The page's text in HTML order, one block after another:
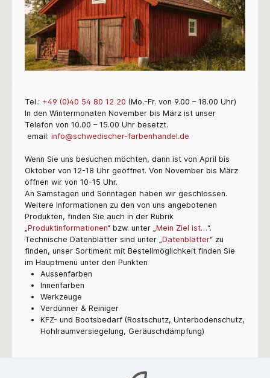
Tel.: +49 (0)40 54 80 12 20 (Mo.-Fr. von 9.00 – 18.00 Uhr)
In den Wintermonaten November bis März ist unser
Telefon von 10.00 – 15.00 Uhr besetzt.
email: info@schwedischer-farbenhandel.de
Wenn Sie uns besuchen möchten, dann ist von April bis
Oktober von 12-18 Uhr geöffnet. Von November bis März
öffnen wir von 10-15 Uhr.
An Samstagen und Sonntagen haben wir geschlossen.
Weitere Informationen zu den von uns angebotenen
Produkten, finden Sie auch in der Rubrik
„Produktinformationen“ bzw. unter „Mein Ziel ist…“.
Technische Datenblätter sind unter „Datenblätter“ zu
finden, unser Sortiment mit Bestellmöglichkeit finden Sie
im Hauptmenü unter den Punkten
Aussenfarben
Innenfarben
Werkzeuge
Verdünner & Reiniger
KFZ- und Bootsbedarf (Rostschutz, Unterbodenschutz,
Hohlraumversiegelung, Geräuschdämpfung)